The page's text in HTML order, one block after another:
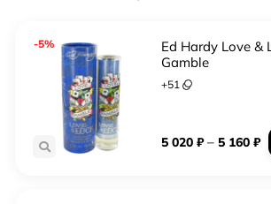
-5%
Ed Hardy Love &
Gamble
+51
5 020₽– 5 160₽